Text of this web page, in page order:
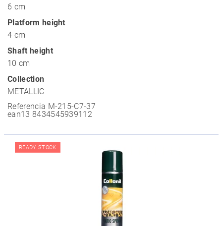
6 cm
Platform height
4 cm
Shaft height
10 cm
Collection
METALLIC
Referencia M-215-C7-37
ean13 8434545939112
READY STOCK